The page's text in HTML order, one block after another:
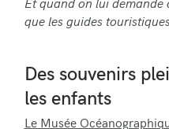
Et quand on lui demande
que les guides
Des souvenirs
les enfants
Le Musée